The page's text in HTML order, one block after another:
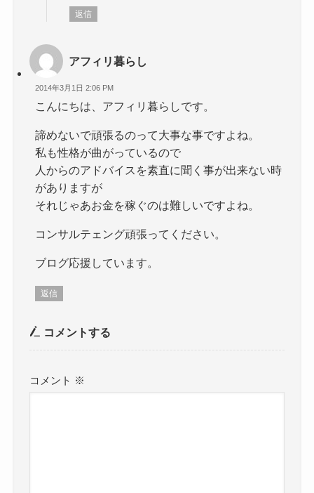
返信
アフィリ暮らし
2014年3月1日 2:06 PM
こんにちは、アフィリ暮らしです。
諦めないで頑張るのって大事な事ですよね。
私も性格が曲がっているので
人からのアドバイスを素直に聞く事が出来ない時
がありますが
それじゃあお金を稼ぐのは難しいですよね。
コンサルテェング頑張ってください。
ブログ応援しています。
返信
コメントする
コメント ※